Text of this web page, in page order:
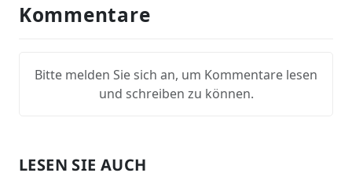
Kommentare
Bitte melden Sie sich an, um Kommentare lesen
und schreiben zu können.
LESEN SIE AUCH